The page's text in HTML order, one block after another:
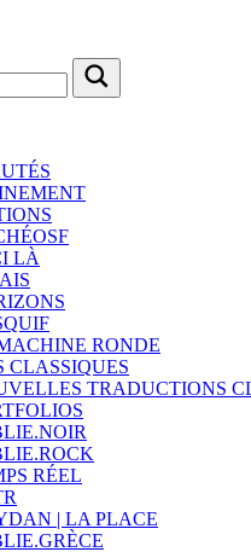
LÀ
RONDE
CLASSIQUES
TRADUCTIONS
RÉEL
| LA PLACE